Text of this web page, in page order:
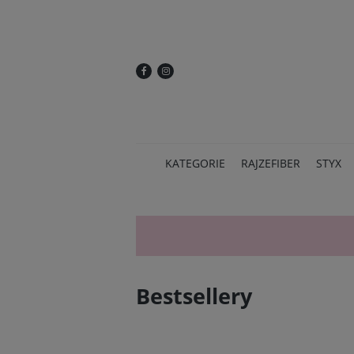
KATEGORIE RAJZEFIBER STYX
Bestsellery